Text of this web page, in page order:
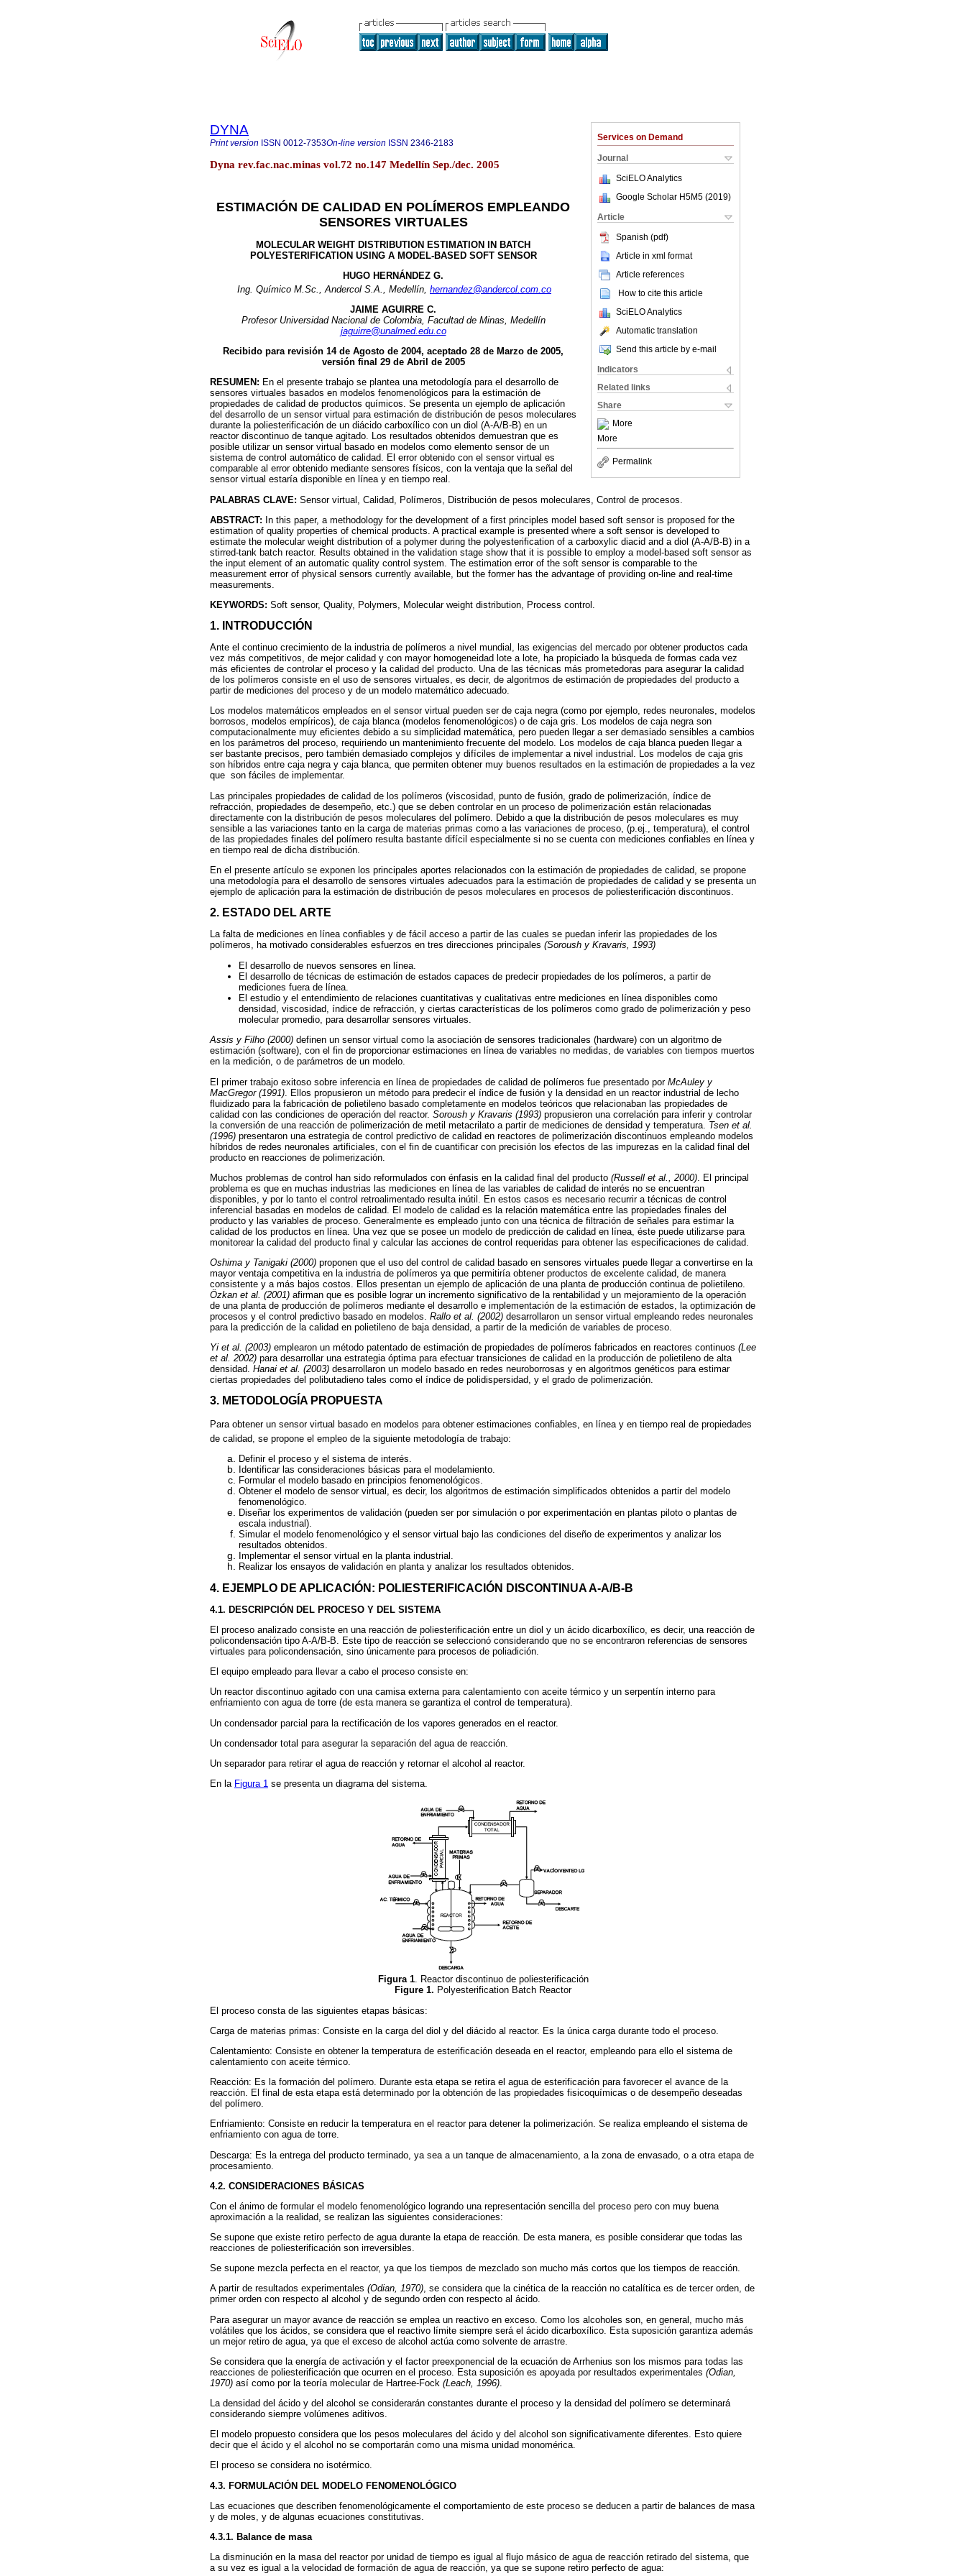
Services on Demand
Journal
SciELO Analytics
Google Scholar H5M5 (2019)
Article
Spanish (pdf)
Article in xml format
Article references
How to cite this article
SciELO Analytics
Automatic translation
Send this article by e-mail
Indicators
Related links
Share
More
More
Permalink
DYNA
Print version ISSN 0012-7353On-line version ISSN 2346-2183
Dyna rev.fac.nac.minas vol.72 no.147 Medellín Sep./dec. 2005
ESTIMACIÓN DE CALIDAD EN POLÍMEROS EMPLEANDO
SENSORES VIRTUALES
MOLECULAR WEIGHT DISTRIBUTION ESTIMATION IN BATCH
POLYESTERIFICATION USING A MODEL-BASED SOFT SENSOR
HUGO HERNÁNDEZ G.
Ing. Químico M.Sc., Andercol S.A., Medellín, hernandez@andercol.com.co
JAIME AGUIRRE C.
Profesor Universidad Nacional de Colombia, Facultad de Minas, Medellín
jaguirre@unalmed.edu.co
Recibido para revisión 14 de Agosto de 2004, aceptado 28 de Marzo de 2005,
versión final 29 de Abril de 2005
RESUMEN: En el presente trabajo se plantea una metodología para el desarrollo de
sensores virtuales basados en modelos fenomenológicos para la estimación de
propiedades de calidad de productos químicos. Se presenta un ejemplo de aplicación
del desarrollo de un sensor virtual para estimación de distribución de pesos moleculares
durante la poliesterificación de un diácido carboxílico con un diol (A-A/B-B) en un
reactor discontinuo de tanque agitado. Los resultados obtenidos demuestran que es
posible utilizar un sensor virtual basado en modelos como elemento sensor de un
sistema de control automático de calidad. El error obtenido con el sensor virtual es
comparable al error obtenido mediante sensores físicos, con la ventaja que la señal del
sensor virtual estaría disponible en línea y en tiempo real.
PALABRAS CLAVE: Sensor virtual, Calidad, Polímeros, Distribución de pesos moleculares, Control de procesos.
ABSTRACT: In this paper, a methodology for the development of a first principles model based soft sensor is proposed for the
estimation of quality properties of chemical products. A practical example is presented where a soft sensor is developed to
estimate the molecular weight distribution of a polymer during the polyesterification of a carboxylic diacid and a diol (A-A/B-B) in a
stirred-tank batch reactor. Results obtained in the validation stage show that it is possible to employ a model-based soft sensor as
the input element of an automatic quality control system. The estimation error of the soft sensor is comparable to the
measurement error of physical sensors currently available, but the former has the advantage of providing on-line and real-time
measurements.
KEYWORDS: Soft sensor, Quality, Polymers, Molecular weight distribution, Process control.
1. INTRODUCCIÓN
Ante el continuo crecimiento de la industria de polímeros a nivel mundial, las exigencias del mercado por obtener productos cada
vez más competitivos, de mejor calidad y con mayor homogeneidad lote a lote, ha propiciado la búsqueda de formas cada vez
más eficientes de controlar el proceso y la calidad del producto. Una de las técnicas más prometedoras para asegurar la calidad
de los polímeros consiste en el uso de sensores virtuales, es decir, de algoritmos de estimación de propiedades del producto a
partir de mediciones del proceso y de un modelo matemático adecuado.
Los modelos matemáticos empleados en el sensor virtual pueden ser de caja negra (como por ejemplo, redes neuronales, modelos
borrosos, modelos empíricos), de caja blanca (modelos fenomenológicos) o de caja gris. Los modelos de caja negra son
computacionalmente muy eficientes debido a su simplicidad matemática, pero pueden llegar a ser demasiado sensibles a cambios
en los parámetros del proceso, requiriendo un mantenimiento frecuente del modelo. Los modelos de caja blanca pueden llegar a
ser bastante precisos, pero también demasiado complejos y difíciles de implementar a nivel industrial. Los modelos de caja gris
son híbridos entre caja negra y caja blanca, que permiten obtener muy buenos resultados en la estimación de propiedades a la vez
que son fáciles de implementar.
Las principales propiedades de calidad de los polímeros (viscosidad, punto de fusión, grado de polimerización, índice de
refracción, propiedades de desempeño, etc.) que se deben controlar en un proceso de polimerización están relacionadas
directamente con la distribución de pesos moleculares del polímero. Debido a que la distribución de pesos moleculares es muy
sensible a las variaciones tanto en la carga de materias primas como a las variaciones de proceso, (p.ej., temperatura), el control
de las propiedades finales del polímero resulta bastante difícil especialmente si no se cuenta con mediciones confiables en línea y
en tiempo real de dicha distribución.
En el presente artículo se exponen los principales aportes relacionados con la estimación de propiedades de calidad, se propone
una metodología para el desarrollo de sensores virtuales adecuados para la estimación de propiedades de calidad y se presenta un
ejemplo de aplicación para la estimación de distribución de pesos moleculares en procesos de poliesterificación discontinuos.
2. ESTADO DEL ARTE
La falta de mediciones en línea confiables y de fácil acceso a partir de las cuales se puedan inferir las propiedades de los
polímeros, ha motivado considerables esfuerzos en tres direcciones principales (Soroush y Kravaris, 1993)
El desarrollo de nuevos sensores en línea.
El desarrollo de técnicas de estimación de estados capaces de predecir propiedades de los polímeros, a partir de
mediciones fuera de línea.
El estudio y el entendimiento de relaciones cuantitativas y cualitativas entre mediciones en línea disponibles como
densidad, viscosidad, índice de refracción, y ciertas características de los polímeros como grado de polimerización y peso
molecular promedio, para desarrollar sensores virtuales.
Assis y Filho (2000) definen un sensor virtual como la asociación de sensores tradicionales (hardware) con un algoritmo de
estimación (software), con el fin de proporcionar estimaciones en línea de variables no medidas, de variables con tiempos muertos
en la medición, o de parámetros de un modelo.
El primer trabajo exitoso sobre inferencia en línea de propiedades de calidad de polímeros fue presentado por McAuley y
MacGregor (1991) . Ellos propusieron un método para predecir el índice de fusión y la densidad en un reactor industrial de lecho
fluidizado para la fabricación de polietileno basado completamente en modelos teóricos que relacionaban las propiedades de
calidad con las condiciones de operación del reactor. Soroush y Kravaris (1993) propusieron una correlación para inferir y controlar
la conversión de una reacción de polimerización de metil metacrilato a partir de mediciones de densidad y temperatura. Tsen et al.
(1996) presentaron una estrategia de control predictivo de calidad en reactores de polimerización discontinuos empleando modelos
híbridos de redes neuronales artificiales, con el fin de cuantificar con precisión los efectos de las impurezas en la calidad final del
producto en reacciones de polimerización.
Muchos problemas de control han sido reformulados con énfasis en la calidad final del producto (Russell et al., 2000) . El principal
problema es que en muchas industrias las mediciones en línea de las variables de calidad de interés no se encuentran
disponibles, y por lo tanto el control retroalimentado resulta inútil. En estos casos es necesario recurrir a técnicas de control
inferencial basadas en modelos de calidad. El modelo de calidad es la relación matemática entre las propiedades finales del
producto y las variables de proceso. Generalmente es empleado junto con una técnica de filtración de señales para estimar la
calidad de los productos en línea. Una vez que se posee un modelo de predicción de calidad en línea, éste puede utilizarse para
monitorear la calidad del producto final y calcular las acciones de control requeridas para obtener las especificaciones de calidad.
Oshima y Tanigaki (2000) proponen que el uso del control de calidad basado en sensores virtuales puede llegar a convertirse en la
mayor ventaja competitiva en la industria de polímeros ya que permitiría obtener productos de excelente calidad, de manera
consistente y a más bajos costos. Ellos presentan un ejemplo de aplicación de una planta de producción continua de polietileno.
Özkan et al. (2001) afirman que es posible lograr un incremento significativo de la rentabilidad y un mejoramiento de la operación
de una planta de producción de polímeros mediante el desarrollo e implementación de la estimación de estados, la optimización de
procesos y el control predictivo basado en modelos. Rallo et al. (2002) desarrollaron un sensor virtual empleando redes neuronales
para la predicción de la calidad en polietileno de baja densidad, a partir de la medición de variables de proceso.
Yi et al. (2003) emplearon un método patentado de estimación de propiedades de polímeros fabricados en reactores continuos (Lee
et al. 2002) para desarrollar una estrategia óptima para efectuar transiciones de calidad en la producción de polietileno de alta
densidad. Hanai et al. (2003) desarrollaron un modelo basado en redes neuroborrosas y en algoritmos genéticos para estimar
ciertas propiedades del polibutadieno tales como el índice de polidispersidad, y el grado de polimerización.
3. METODOLOGÍA PROPUESTA
Para obtener un sensor virtual basado en modelos para obtener estimaciones confiables, en línea y en tiempo real de propiedades
de calidad, se propone el empleo de la siguiente metodología de trabajo:
Definir el proceso y el sistema de interés.
Identificar las consideraciones básicas para el modelamiento.
Formular el modelo basado en principios fenomenológicos.
Obtener el modelo de sensor virtual, es decir, los algoritmos de estimación simplificados obtenidos a partir del modelo
fenomenológico.
Diseñar los experimentos de validación (pueden ser por simulación o por experimentación en plantas piloto o plantas de
escala industrial).
Simular el modelo fenomenológico y el sensor virtual bajo las condiciones del diseño de experimentos y analizar los
resultados obtenidos.
Implementar el sensor virtual en la planta industrial.
Realizar los ensayos de validación en planta y analizar los resultados obtenidos.
4. EJEMPLO DE APLICACIÓN: POLIESTERIFICACIÓN DISCONTINUA A-A/B-B
4.1. DESCRIPCIÓN DEL PROCESO Y DEL SISTEMA
El proceso analizado consiste en una reacción de poliesterificación entre un diol y un ácido dicarboxílico, es decir, una reacción de
policondensación tipo A-A/B-B. Este tipo de reacción se seleccionó considerando que no se encontraron referencias de sensores
virtuales para policondensación, sino únicamente para procesos de poliadición.
El equipo empleado para llevar a cabo el proceso consiste en:
Un reactor discontinuo agitado con una camisa externa para calentamiento con aceite térmico y un serpentín interno para
enfriamiento con agua de torre (de esta manera se garantiza el control de temperatura).
Un condensador parcial para la rectificación de los vapores generados en el reactor.
Un condensador total para asegurar la separación del agua de reacción.
Un separador para retirar el agua de reacción y retornar el alcohol al reactor.
En la Figura 1 se presenta un diagrama del sistema.
Figura 1. Reactor discontinuo de poliesterificación
Figure 1. Polyesterification Batch Reactor
El proceso consta de las siguientes etapas básicas:
Carga de materias primas: Consiste en la carga del diol y del diácido al reactor. Es la única carga durante todo el proceso.
Calentamiento: Consiste en obtener la temperatura de esterificación deseada en el reactor, empleando para ello el sistema de
calentamiento con aceite térmico.
Reacción: Es la formación del polímero. Durante esta etapa se retira el agua de esterificación para favorecer el avance de la
reacción. El final de esta etapa está determinado por la obtención de las propiedades fisicoquímicas o de desempeño deseadas
del polímero.
Enfriamiento: Consiste en reducir la temperatura en el reactor para detener la polimerización. Se realiza empleando el sistema de
enfriamiento con agua de torre.
Descarga: Es la entrega del producto terminado, ya sea a un tanque de almacenamiento, a la zona de envasado, o a otra etapa de
procesamiento.
4.2. CONSIDERACIONES BÁSICAS
Con el ánimo de formular el modelo fenomenológico logrando una representación sencilla del proceso pero con muy buena
aproximación a la realidad, se realizan las siguientes consideraciones:
Se supone que existe retiro perfecto de agua durante la etapa de reacción. De esta manera, es posible considerar que todas las
reacciones de poliesterificación son irreversibles.
Se supone mezcla perfecta en el reactor, ya que los tiempos de mezclado son mucho más cortos que los tiempos de reacción.
A partir de resultados experimentales (Odian, 1970), se considera que la cinética de la reacción no catalítica es de tercer orden, de
primer orden con respecto al alcohol y de segundo orden con respecto al ácido.
Para asegurar un mayor avance de reacción se emplea un reactivo en exceso. Como los alcoholes son, en general, mucho más
volátiles que los ácidos, se considera que el reactivo límite siempre será el ácido dicarboxílico. Esta suposición garantiza además
un mejor retiro de agua, ya que el exceso de alcohol actúa como solvente de arrastre.
Se considera que la energía de activación y el factor preexponencial de la ecuación de Arrhenius son los mismos para todas las
reacciones de poliesterificación que ocurren en el proceso. Esta suposición es apoyada por resultados experimentales (Odian,
1970) así como por la teoría molecular de Hartree-Fock (Leach, 1996)
La densidad del ácido y del alcohol se considerarán constantes durante el proceso y la densidad del polímero se determinará
considerando siempre volúmenes aditivos.
El modelo propuesto considera que los pesos moleculares del ácido y del alcohol son significativamente diferentes. Esto quiere
decir que el ácido y el alcohol no se comportarán como una misma unidad monomérica.
El proceso se considera no isotérmico.
4.3. FORMULACIÓN DEL MODELO FENOMENOLÓGICO
Las ecuaciones que describen fenomenológicamente el comportamiento de este proceso se deducen a partir de balances de masa
y de moles, y de algunas ecuaciones constitutivas.
4.3.1. Balance de masa
La disminución en la masa del reactor por unidad de tiempo es igual al flujo másico de agua de reacción retirado del sistema, que
a su vez es igual a la velocidad de formación de agua de reacción, ya que se supone retiro perfecto de agua: